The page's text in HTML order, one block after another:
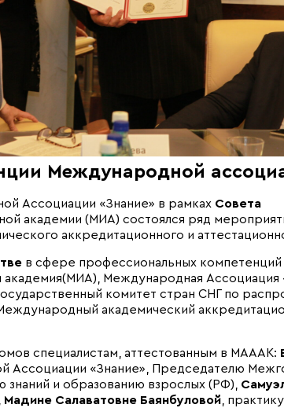
Международной
Ассоциации «Знание» в рамках Совета
академии (МИА) состоялся ряд
аккредитационного и
в сфере профессиональных
Международная Ассоциация
комитет стран СНГ по
академический
специалистам, аттестованным в МАААК:
Ассоциации «Знание», Председателю
и образованию взрослых (РФ),
Мадине Салаватовне Баянбуловой ,